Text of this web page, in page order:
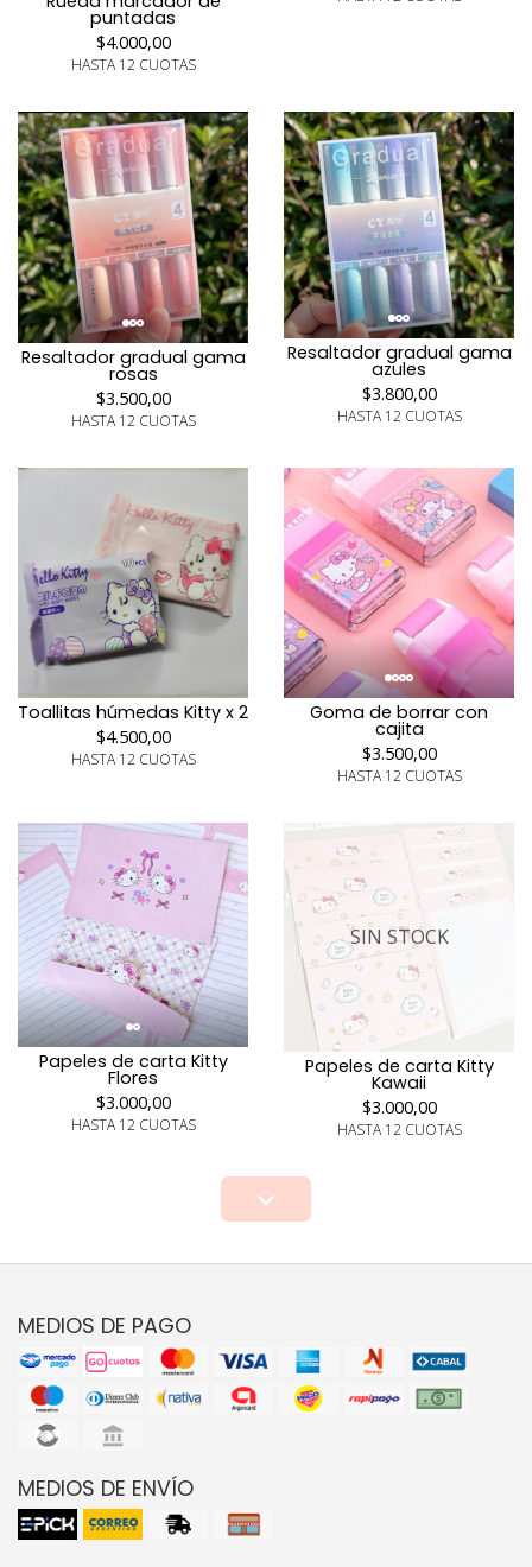
puntadas
$4.000,00
HASTA 12 CUOTAS
Resaltador gradual gama
rosas
$3.500,00
HASTA 12 CUOTAS
Resaltador gradual gama
azules
$3.800,00
HASTA 12 CUOTAS
Toallitas húmedas Kitty x 2
$4.500,00
HASTA 12 CUOTAS
Goma de borrar con
cajita
$3.500,00
HASTA 12 CUOTAS
Papeles de carta Kitty
Flores
$3.000,00
HASTA 12 CUOTAS
SIN STOCK
Papeles de carta Kitty
Kawaii
$3.000,00
HASTA 12 CUOTAS
MEDIOS DE PAGO
MEDIOS DE ENVÍO